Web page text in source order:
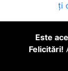
ți
Este
Felicitări!